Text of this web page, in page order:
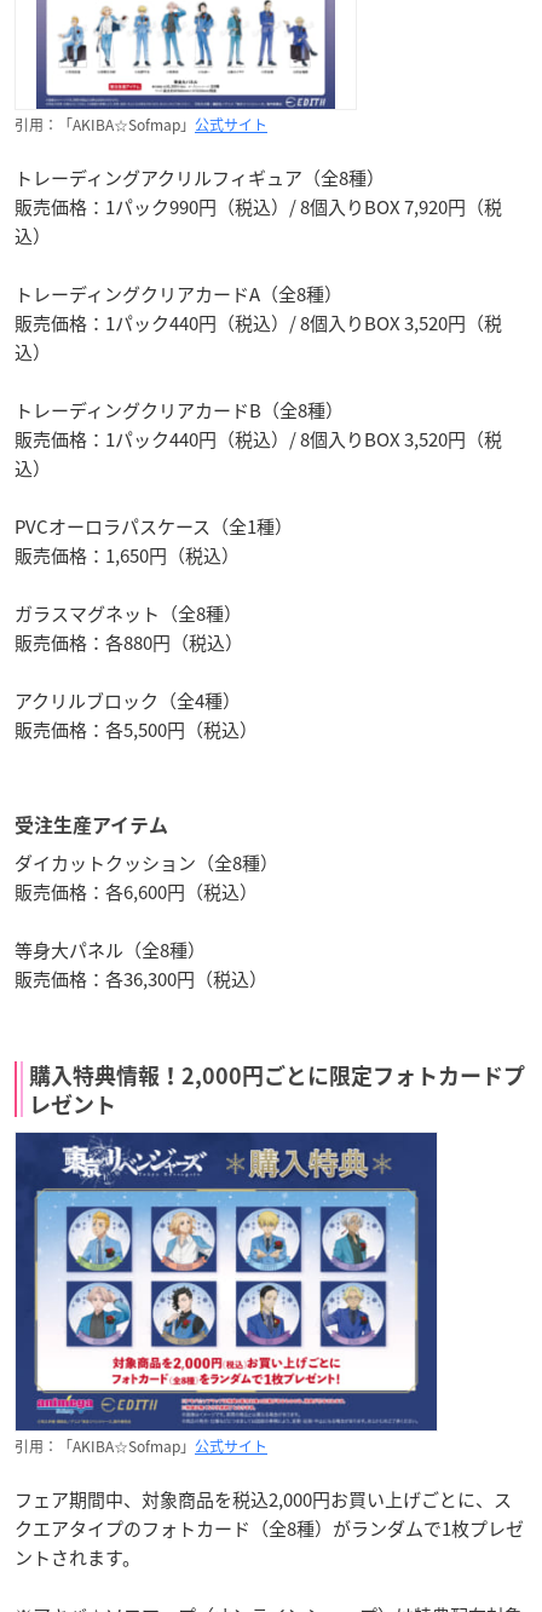
引用：「AKIBA☆Sofmap」 公式サイト
トレーディングアクリルフィギュア（全8種）
販売価格：1パック990円（税込）/ 8個入りBOX 7,920円（税
込）
トレーディングクリアカードA（全8種）
販売価格：1パック440円（税込）/ 8個入りBOX 3,520円（税
込）
トレーディングクリアカードB（全8種）
販売価格：1パック440円（税込）/ 8個入りBOX 3,520円（税
込）
PVCオーロラパスケース（全1種）
販売価格：1,650円（税込）
ガラスマグネット（全8種）
販売価格：各880円（税込）
アクリルブロック（全4種）
販売価格：各5,500円（税込）
受注生産アイテム
ダイカットクッション（全8種）
販売価格：各6,600円（税込）
等身大パネル（全8種）
販売価格：各36,300円（税込）
購入特典情報！2,000円ごとに限定フォトカードプ
レゼント
引用：「AKIBA☆Sofmap」 公式サイト
フェア期間中、対象商品を税込2,000円お買い上げごとに、ス
クエアタイプのフォトカード（全8種）がランダムで1枚プレゼ
ントされます。